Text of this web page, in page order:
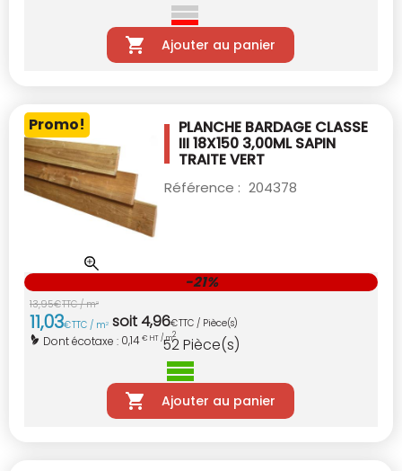
Ajouter au panier
Promo! PLANCHE BARDAGE CLASSE
III 18X150 3,00MLSAPIN
TRAITE VERT
Référence : 204378
13,95€TTC / m2
11,03€TTC / m2 soit4,96€TTC / Pièce(s)
Dont écotaxe : 0,14€ HT / m2
-21%
52Pièce(s)
Ajouter au panier